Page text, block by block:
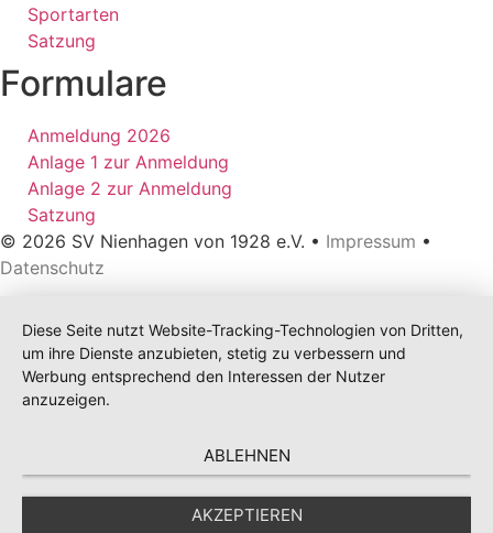
Sportarten
Satzung
Formulare
Anmeldung 2026
Anlage 1 zur Anmeldung
Anlage 2 zur Anmeldung
Satzung
© 2026 SV Nienhagen von 1928 e.V. • Impressum •
Datenschutz
Diese Seite nutzt Website-Tracking-Technologien von Dritten,
um ihre Dienste anzubieten, stetig zu verbessern und
Werbung entsprechend den Interessen der Nutzer
anzuzeigen.
ABLEHNEN
AKZEPTIEREN